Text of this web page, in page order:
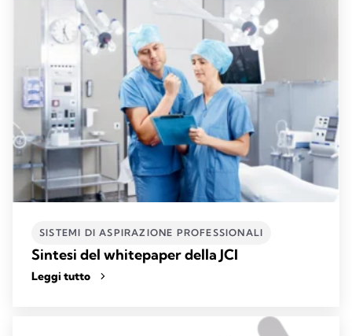
SISTEMI DI ASPIRAZIONE PROFESSIONALI​
Sintesi del whitepaper della JCI
Leggi tutto